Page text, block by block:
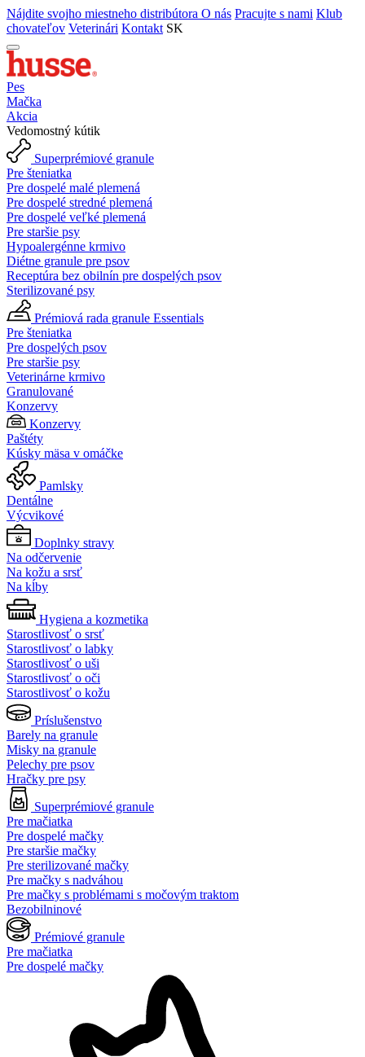
Nájdite svojho miestneho distribútora O nás Pracujte s nami Klub
chovateľov Veterinári Kontakt SK
Pes
Mačka
Akcia
Vedomostný kútik
Superprémiové granule
Pre šteniatka
Pre dospelé malé plemená
Pre dospelé stredné plemená
Pre dospelé veľké plemená
Pre staršie psy
Hypoalergénne krmivo
Diétne granule pre psov
Receptúra bez obilnín pre dospelých psov
Sterilizované psy
Prémiová rada granule Essentials
Pre šteniatka
Pre dospelých psov
Pre staršie psy
Veterinárne krmivo
Granulované
Konzervy
Konzervy
Paštéty
Kúsky mäsa v omáčke
Pamlsky
Dentálne
Výcvikové
Doplnky stravy
Na odčervenie
Na kožu a srsť
Na kĺby
Hygiena a kozmetika
Starostlivosť o srsť
Starostlivosť o labky
Starostlivosť o uši
Starostlivosť o oči
Starostlivosť o kožu
Príslušenstvo
Barely na granule
Misky na granule
Pelechy pre psov
Hračky pre psy
Superprémiové granule
Pre mačiatka
Pre dospelé mačky
Pre staršie mačky
Pre sterilizované mačky
Pre mačky s nadváhou
Pre mačky s problémami s močovým traktom
Bezobilninové
Prémiové granule
Pre mačiatka
Pre dospelé mačky